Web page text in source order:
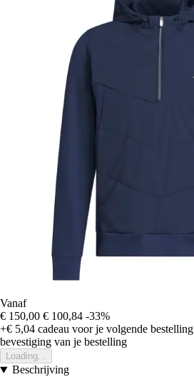
Vanaf
€ 150,00 € 100,84 -33%
+€ 5,04 cadeau voor je volgende bestelling
bevestiging van je bestelling
Loading...
Beschrijving